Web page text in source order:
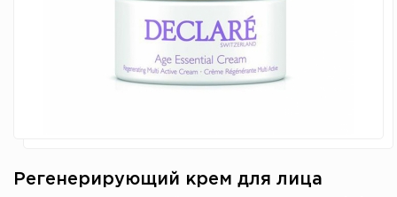
Регенерирующий крем для лица